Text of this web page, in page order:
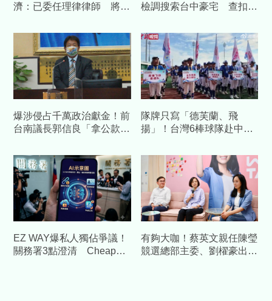
濟：已委任理律律師 將採
檢調搜索台中豪宅 查扣逾
爆涉侵占千萬政治獻金！前
台南議長郭信良「拿公款補
刑
隊牌只寫「德芙蘭、飛
揚」！台灣6棒球隊赴中交
EZ WAY爆私人獨佔爭議！
關務署3點澄清 Cheap重
有夠大咖！蔡英文親任陳瑩
競選總部主委、劉櫂豪出任